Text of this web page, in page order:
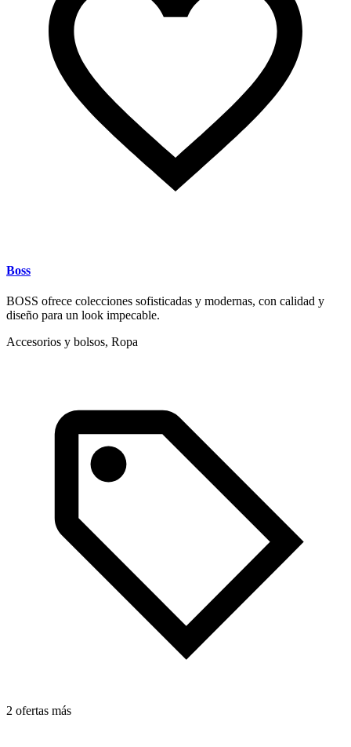
Boss
BOSS ofrece colecciones sofisticadas y modernas, con calidad y
diseño para un look impecable.
Accesorios y bolsos, Ropa
2 ofertas más